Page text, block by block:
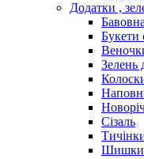
Додатки ,
Букети
Зелень
Сізаль
Шишки